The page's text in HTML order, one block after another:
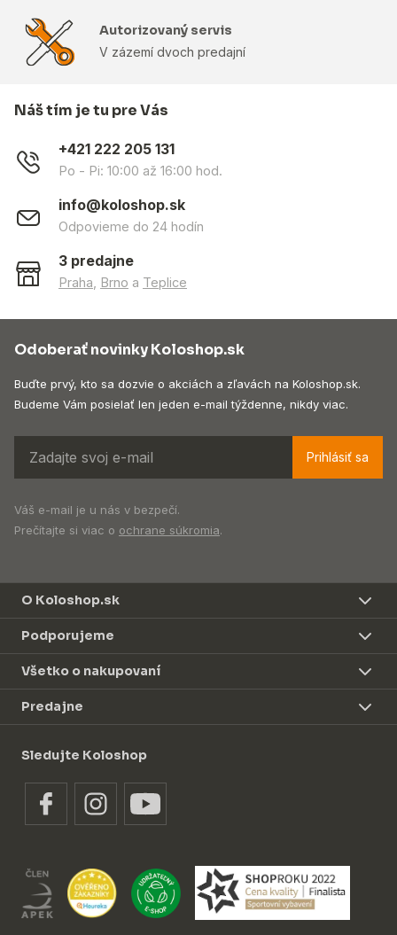
Autorizovaný servis
V zázemí dvoch predajní
Náš tím je tu pre Vás
+421 222 205 131
Po - Pi: 10:00 až 16:00 hod.
info@koloshop.sk
Odpovieme do 24 hodín
3 predajne
Praha Brno a Teplice
Odoberať novinky Koloshop.sk
Buďte prvý, kto sa dozvie o akciách a zľavách na Koloshop.sk.
Budeme Vám posielať len jeden e-mail týždenne, nikdy viac.
Prihlásiť sa
Váš e-mail je u nás v bezpečí.
Prečítajte si viac o ochrane súkromia.
O Koloshop.sk
Podporujeme
Všetko o nakupovaní
Predajne
Sledujte Koloshop